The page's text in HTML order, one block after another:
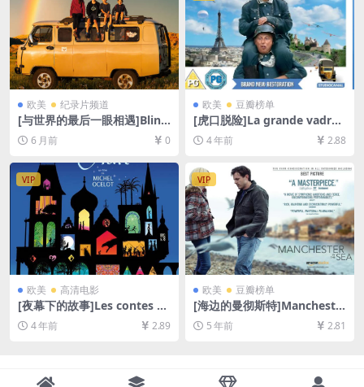
欧美 纪录片频道
[与世界的最后一眼相遇]Blink
(2024)[百度网盘+夸克网盘10
80P超清未删减资源][网盘在
文字幕]
6 月前 0
欧美 豆瓣榜单
[虎口脱险]La grande vadrou
ille (1966)蓝光修复版[百度网
盘+迅雷云盘资源1080P超清
幕]
4 年前 2.88
VIP
欧美 高清电影
[夜幕下的故事]Les contes de
la nuit (2011)[百度网盘+迅雷
云盘资源1080P超清未删减]
4 年前 2.89
VIP
欧美 豆瓣榜单
[海边的曼彻斯特]Mancheste
r by the Sea (2016)[百度网
盘+迅雷云盘资源1080P超清
5 年前 2.81